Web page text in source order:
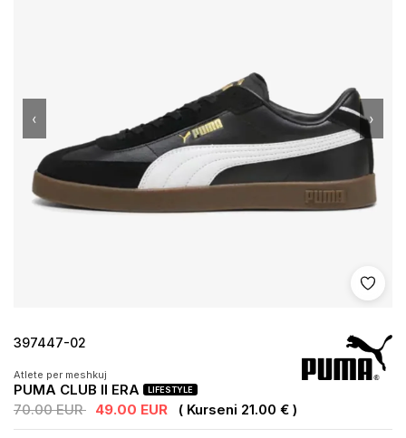
Shto
‹ ›
397447-02
Atlete per meshkuj
PUMA CLUB II ERA LIFESTYLE
70.00 EUR 49.00 EUR ( Kurseni 21.00 € )